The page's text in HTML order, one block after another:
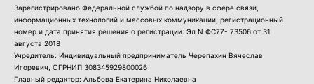
Зарегистрировано Федеральной службой по надзору в сфере связи,
информационных технологий и массовых коммуникации, регистрационный
номер и дата принятия решения о регистрации: Эл N ФС77- 73506 от 31
августа 2018
Учредитель: Индивидуальный предприниматель Черепахин Вячеслав
Игоревич, ОГРНИП 308345929800026
Главный редактор: Альбова Екатерина Николаевна